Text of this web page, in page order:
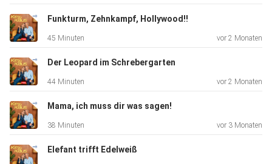
Funkturm, Zehnkampf, Hollywood!!
45 Minuten vor 2 Monaten
Der Leopard im Schrebergarten
44 Minuten vor 2 Monaten
Mama, ich muss dir was sagen!
38 Minuten vor 3 Monaten
Elefant trifft Edelweiß